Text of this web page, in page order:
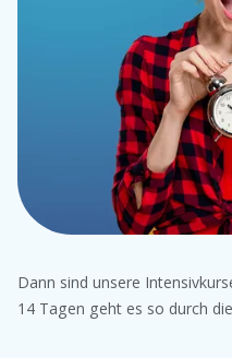
Dann sind unsere
14 Tagen geht es so durch